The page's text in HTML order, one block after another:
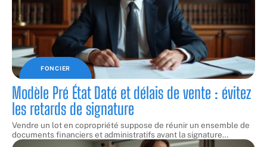
FONCIER
Modèle Pré État Daté et délais de vente : évitez
les retards de signature
Vendre un lot en copropriété suppose de réunir un ensemble de
documents financiers et administratifs avant la signature…